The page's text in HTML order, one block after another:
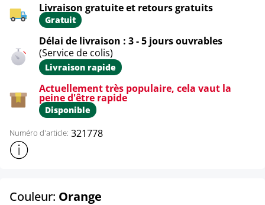
Livraison gratuite et retours gratuits
Gratuit
Délai de livraison : 3 - 5 jours ouvrables
(Service de colis)
Livraison rapide
Actuellement très populaire, cela vaut la
peine d'être rapide
Disponible
Numéro d'article: 321778
Afficher plus d'informations sur le produit
Couleur: Orange